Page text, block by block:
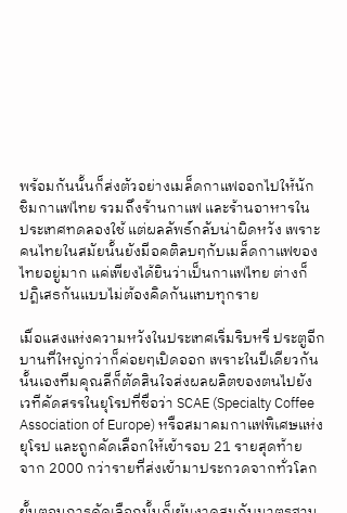
พร้อมกันนั้นก็ส่งตัวอย่างเมล็ดกาแฟออกไปให้นัก
ชิมกาแฟไทย รวมถึงร้านกาแฟ และร้านอาหารใน
ประเทศทดลองใช้ แต่ผลลัพธ์กลับน่าผิดหวัง เพราะ
คนไทยในสมัยนั้นยังมีอคติลบๆกับเมล็ดกาแฟของ
ไทยอยู่มาก แค่เพียงได้ยินว่าเป็นกาแฟไทย ต่างก็
ปฏิเสธกันแบบไม่ต้องคิดกันแทบทุกราย
เมื่อแสงแห่งความหวังในประเทศเริ่มริบหรี่ ประตูอีก
บานที่ใหญ่กว่าก็ค่อยๆเปิดออก เพราะในปีเดียวกัน
นั้นเองทีมคุณลีก็ตัดสินใจส่งผลผลิตของตนไปยัง
เวทีคัดสรรในยุโรปที่ชื่อว่า SCAE (Specialty Coffee
Association of Europe) หรือสมาคมกาแฟพิเศษแห่ง
ยุโรป และถูกคัดเลือกให้เข้ารอบ 21 รายสุดท้าย
จาก 2000 กว่ารายที่ส่งเข้ามาประกวดจากทั่วโลก